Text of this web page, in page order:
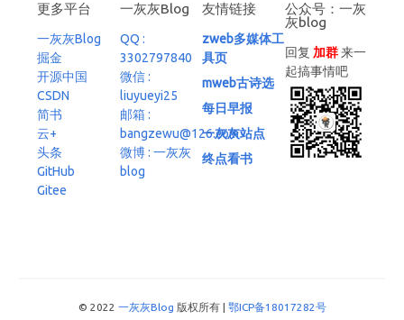
更多平台
一灰灰Blog
掘金
开源中国
CSDN
简书
云+
头条
GitHub
Gitee
一灰灰Blog
QQ :
3302797840
微信 :
liuyueyi25
邮箱 :
bangzewu@126.com
微博 : 一灰灰
blog
友情链接
zweb多媒体工
具页
mweb古诗选
每日早报
一灰灰站点
终点看书
公众号：一灰
灰blog
回复 加群来一
起搞事情吧
© 2022 一灰灰Blog 版权所有 | 鄂ICP备18017282号